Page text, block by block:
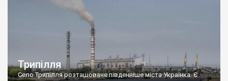
Трипілля
Село Трипілля розташоване південніше міста Українка. Є